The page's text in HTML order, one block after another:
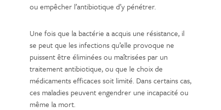
ou empêcher l’antibiotique d’y pénétrer.
Une fois que la bactérie a acquis une résistance, il
se peut que les infections qu’elle provoque ne
puissent être éliminées ou maîtrisées par un
traitement antibiotique, ou que le choix de
médicaments efficaces soit limité. Dans certains cas,
ces maladies peuvent engendrer une incapacité ou
même la mort.